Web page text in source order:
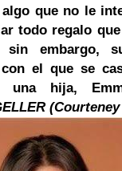
que no le
todo regalo
sin embargo,
el que se
una hija,